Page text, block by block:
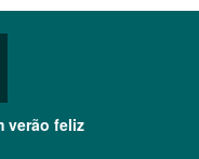
verão feliz